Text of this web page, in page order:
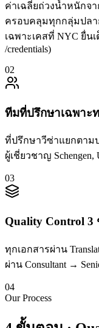
ค่าเฉลี่ยถ่วงน้ำหนักจา
ครอบคลุมทุกกลุ่มปลา
เฉพาะเคสที่ NYC ยื่น
/credentials)
02
ทีมที่ปรึกษาเฉพาะ
ที่ปรึกษาวีซ่าแยกตามป
ผู้เชี่ยวชาญ Schengen,
03
Quality Control 3
ทุกเอกสารผ่าน
ผ่าน Consultant →
04
Our Process